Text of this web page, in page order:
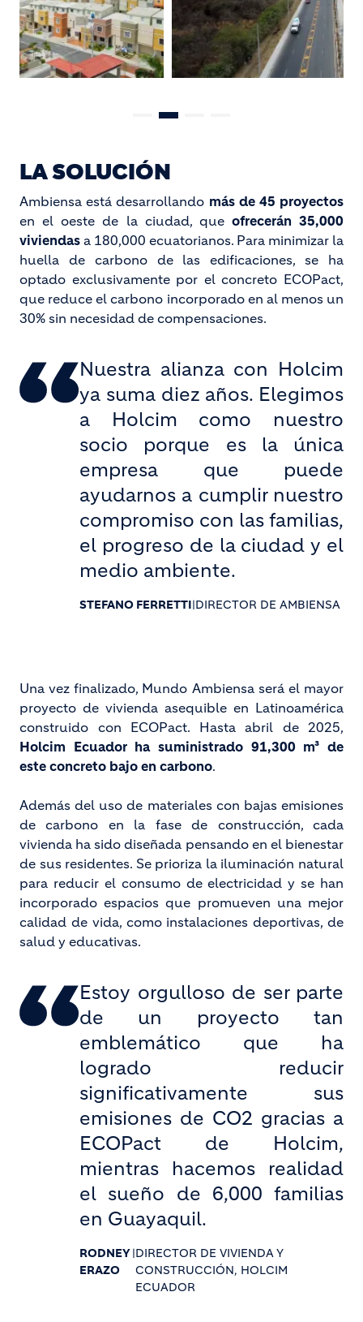
LA SOLUCIÓN
Ambiensa está desarrollando más de 45 proyectos
en el oeste de la ciudad, que ofrecerán 35,000
viviendas a 180,000 ecuatorianos. Para minimizar la
huella de carbono de las edificaciones, se ha
optado exclusivamente por el concreto ECOPact,
que reduce el carbono incorporado en al menos un
30% sin necesidad de compensaciones.
Nuestra alianza con Holcim
ya suma diez años. Elegimos
a Holcim como nuestro
socio porque es la única
empresa que puede
ayudarnos a cumplir nuestro
compromiso con las familias,
el progreso de la ciudad y el
medio ambiente.
STEFANO FERRETTI|DIRECTOR DE AMBIENSA
Una vez finalizado, Mundo Ambiensa será el mayor
proyecto de vivienda asequible en Latinoamérica
construido con ECOPact. Hasta abril de 2025,
Holcim Ecuador ha suministrado 91,300 m³ de
este concreto bajo en carbono.
Además del uso de materiales con bajas emisiones
de carbono en la fase de construcción, cada
vivienda ha sido diseñada pensando en el bienestar
de sus residentes. Se prioriza la iluminación natural
para reducir el consumo de electricidad y se han
incorporado espacios que promueven una mejor
calidad de vida, como instalaciones deportivas, de
salud y educativas.
Estoy orgulloso de ser parte
de un proyecto tan
emblemático que ha
logrado reducir
significativamente sus
emisiones de CO2 gracias a
ECOPact de Holcim,
mientras hacemos realidad
el sueño de 6,000 familias
en Guayaquil.
RODNEY
ERAZO
|DIRECTOR DE VIVIENDA Y
CONSTRUCCIÓN, HOLCIM
ECUADOR